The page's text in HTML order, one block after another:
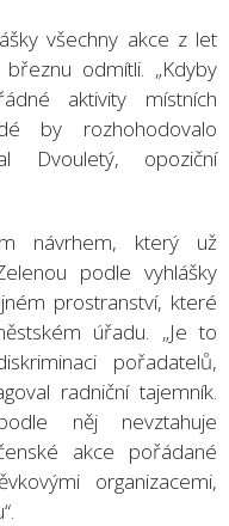
všechny akce z let
odmítli. „Kdyby
aktivity místních
by rozhohodovalo
Dvouletý, opoziční
návrhem, který už
podle vyhlášky
prostranství, které
úřadu. „Je to
pořadatelů,
radniční tajemník.
něj nevztahuje
akce pořádané
organizacemi,